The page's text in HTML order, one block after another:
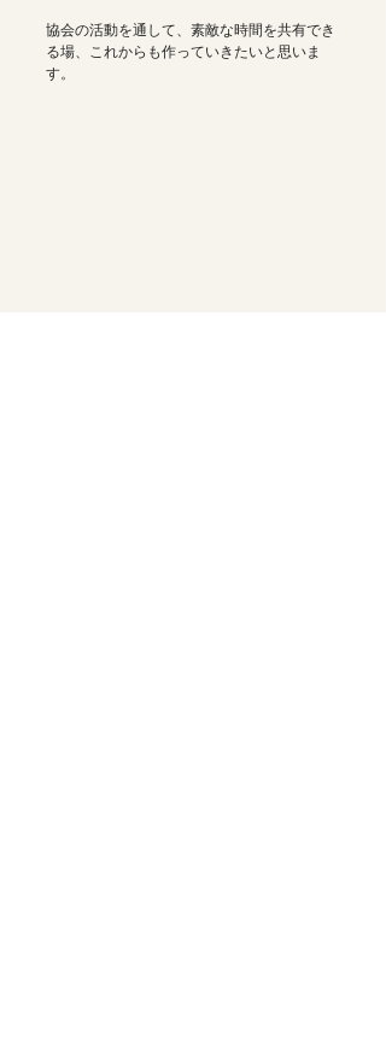
協会の活動を通して、素敵な時間を共有でき
る場、これからも作っていきたいと思いま
す。